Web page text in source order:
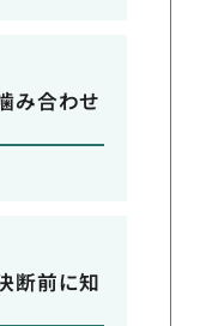
み合わせ
断前に知